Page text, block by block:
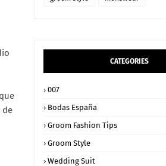
de
CATEGORIES
007
Bodas España
Groom Fashion Tips
Groom Style
Wedding Suit